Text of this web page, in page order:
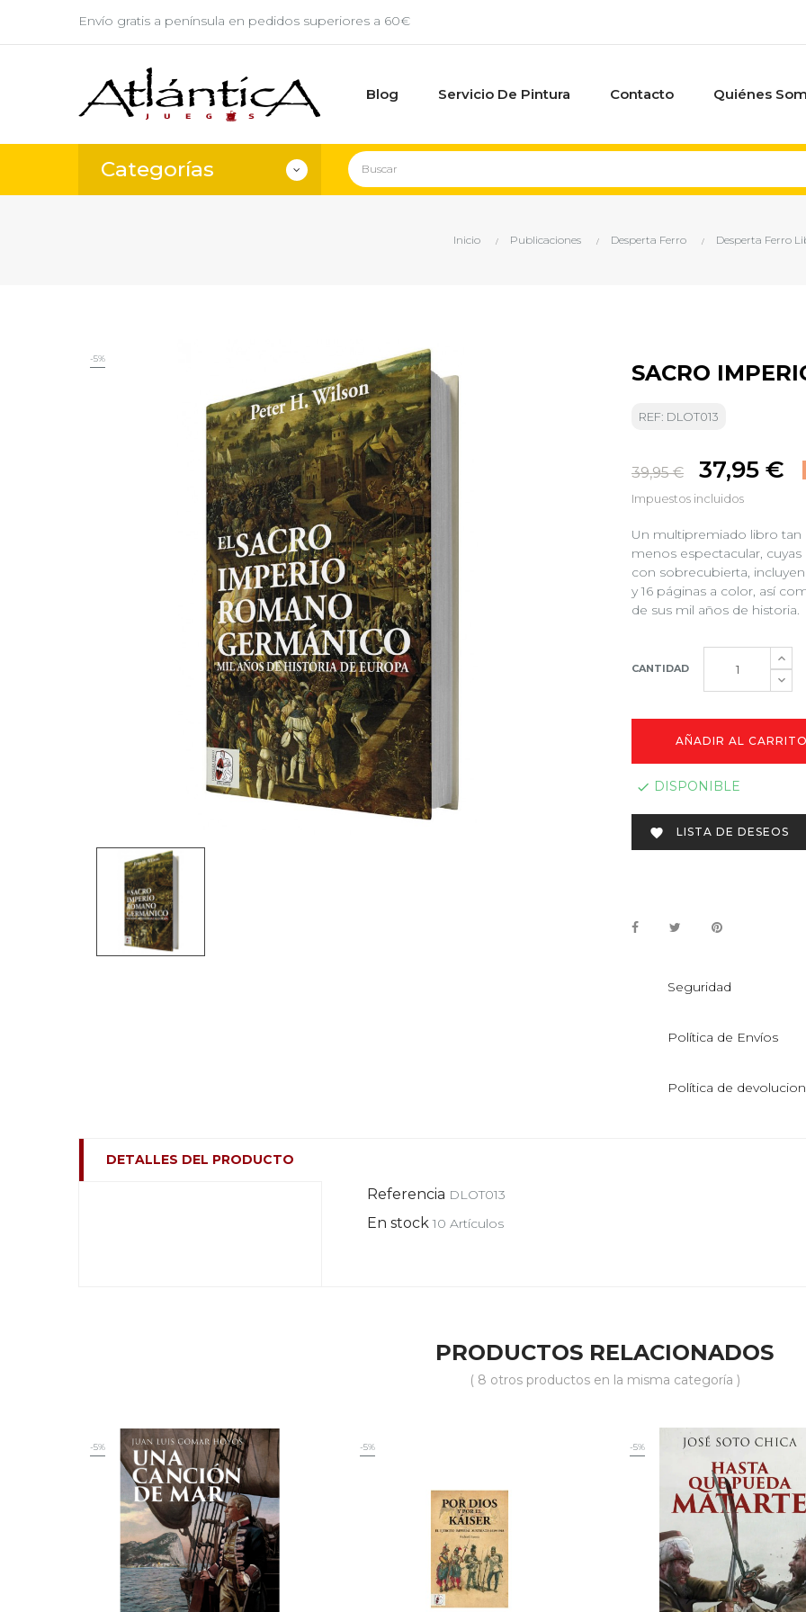
Envío gratis a península en pedidos superiores a 60€
Blog Servicio De Pintura Contacto Quiénes
Categorías
Inicio Publicaciones Desperta Ferro Desperta Ferro
-5%
SACRO
REF: DLOT013
39,95 € 37,95 €
Impuestos incluidos
Un multipremiado libro
menos espectacular,
con sobrecubierta,
y 16 páginas a color, así
de sus mil años de historia.
CANTIDAD
AÑADIR AL
 DISPONIBLE
 LISTA DE DESEOS
Seguridad
Política de Envíos
Política de
DETALLES DEL PRODUCTO
Referencia DLOT013
En stock 10 Artículos
PRODUCTOS RELACIONADOS
( 8 otros productos en la misma categoría )
-5% -5% -5%